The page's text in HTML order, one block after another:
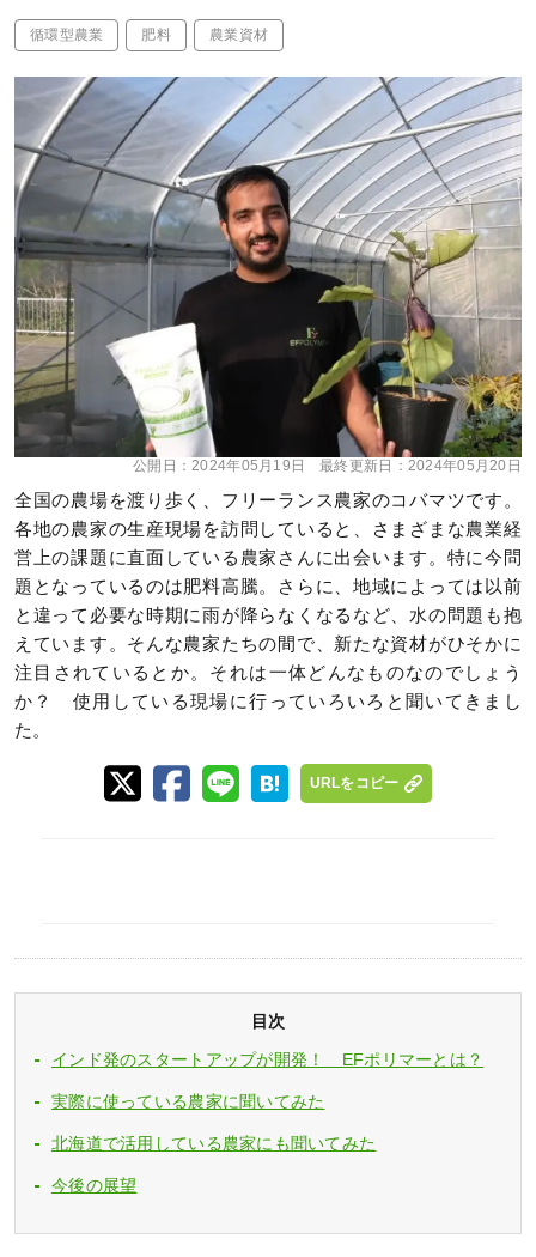
循環型農業 肥料 農業資材
公開日：2024年05月19日 最終更新日： 2024年05月20日
全国の農場を渡り歩く、フリーランス農家のコバマツです。
各地の農家の生産現場を訪問していると、さまざまな農業経
営上の課題に直面している農家さんに出会います。特に今問
題となっているのは肥料高騰。さらに、地域によっては以前
と違って必要な時期に雨が降らなくなるなど、水の問題も抱
えています。そんな農家たちの間で、新たな資材がひそかに
注目されているとか。それは一体どんなものなのでしょう
か？ 使用している現場に行っていろいろと聞いてきまし
た。
URLをコピー
目次
インド発のスタートアップが開発！ EFポリマーとは？
実際に使っている農家に聞いてみた
北海道で活用している農家にも聞いてみた
今後の展望